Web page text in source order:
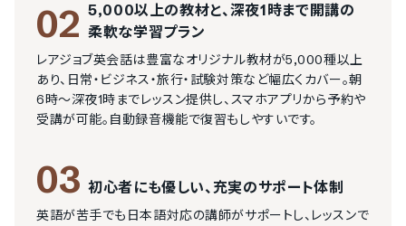
02 5,000以上の教材と、深夜1時まで開講の
柔軟な学習プラン
レアジョブ英会話は豊富なオリジナル教材が5,000種以上
あり、日常・ビジネス・旅行・試験対策など幅広くカバー。朝
6時～深夜1時までレッスン提供し、スマホアプリから予約や
受講が可能。自動録音機能で復習もしやすいです。
03 初心者にも優しい、充実のサポート体制
英語が苦手でも日本語対応の講師がサポートし、レッスンで